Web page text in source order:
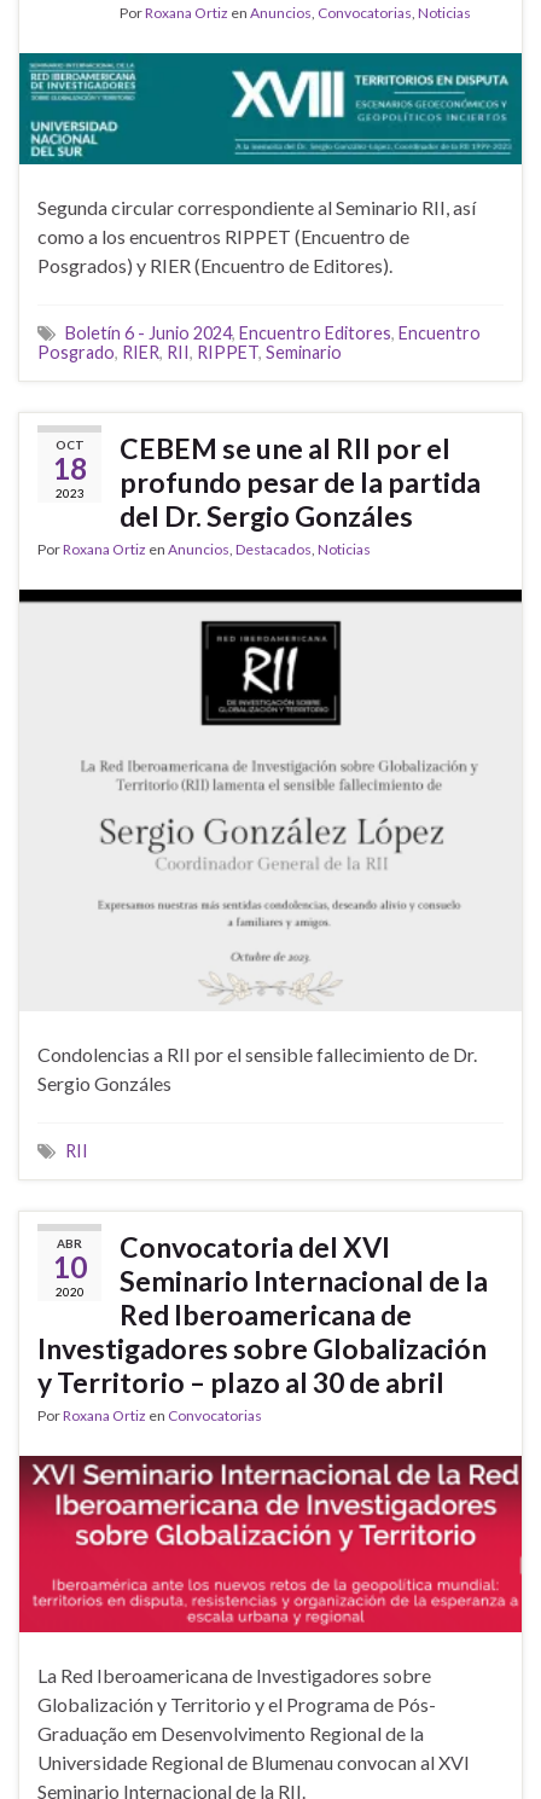
PorRoxana Ortiz en Anuncios, Convocatorias, Noticias
Segunda circular correspondiente al Seminario RII, así
como a los encuentros RIPPET (Encuentro de
Posgrados) y RIER (Encuentro de Editores).
Boletín 6 - Junio 2024, Encuentro Editores, Encuentro
Posgrado, RIER, RII, RIPPET, Seminario
OCT
18
2023
CEBEM se une al RII por el
profundo pesar de la partida
del Dr. Sergio Gonzáles
PorRoxana Ortiz en Anuncios Destacados Noticias
Condolencias a RII por el sensible fallecimiento de Dr.
Sergio Gonzáles
RII
ABR
10
2020
Convocatoria del XVI
Seminario Internacional de la
Red Iberoamericana de
Investigadores sobre Globalización
y Territorio – plazo al 30 de abril
PorRoxana Ortiz en Convocatorias
La Red Iberoamericana de Investigadores sobre
Globalización y Territorio y el Programa de Pós-
Graduação em Desenvolvimento Regional de la
Universidade Regional de Blumenau convocan al XVI
Seminario Internacional de la RII.